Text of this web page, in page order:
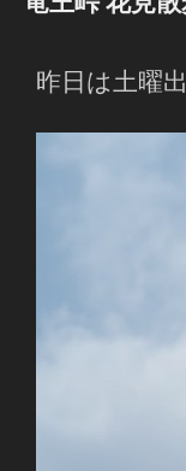
昨日は土曜